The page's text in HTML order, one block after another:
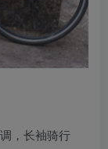
，长袖骑行